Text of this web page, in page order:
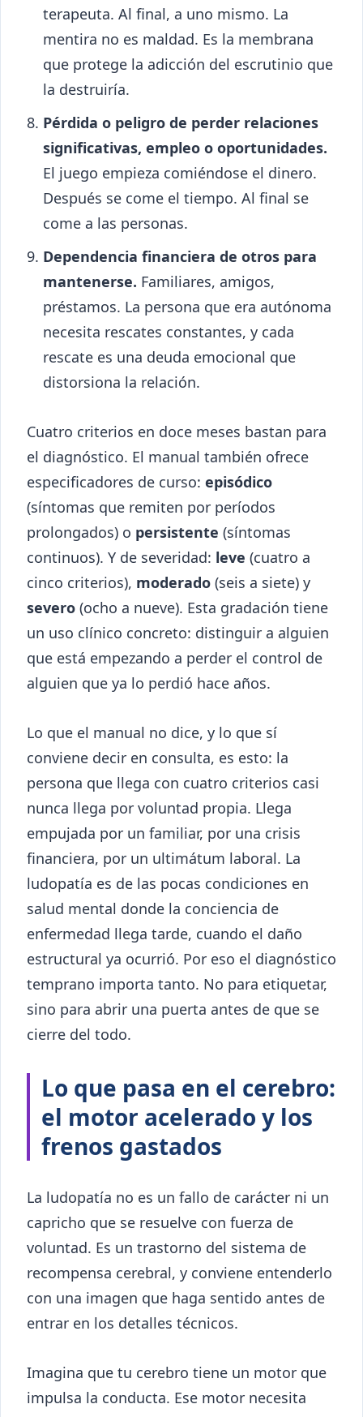
terapeuta. Al final, a uno mismo. La
mentira no es maldad. Es la membrana
que protege la adicción del escrutinio que
la destruiría.
Pérdida o peligro de perder relaciones
significativas, empleo o oportunidades.
El juego empieza comiéndose el dinero.
Después se come el tiempo. Al final se
come a las personas.
Dependencia financiera de otros para
mantenerse. Familiares, amigos,
préstamos. La persona que era autónoma
necesita rescates constantes, y cada
rescate es una deuda emocional que
distorsiona la relación.
Cuatro criterios en doce meses bastan para
el diagnóstico. El manual también ofrece
especificadores de curso: episódico
(síntomas que remiten por períodos
prolongados) o persistente (síntomas
continuos). Y de severidad: leve (cuatro a
cinco criterios), moderado (seis a siete) y
severo (ocho a nueve). Esta gradación tiene
un uso clínico concreto: distinguir a alguien
que está empezando a perder el control de
alguien que ya lo perdió hace años.
Lo que el manual no dice, y lo que sí
conviene decir en consulta, es esto: la
persona que llega con cuatro criterios casi
nunca llega por voluntad propia. Llega
empujada por un familiar, por una crisis
financiera, por un ultimátum laboral. La
ludopatía es de las pocas condiciones en
salud mental donde la conciencia de
enfermedad llega tarde, cuando el daño
estructural ya ocurrió. Por eso el diagnóstico
temprano importa tanto. No para etiquetar,
sino para abrir una puerta antes de que se
cierre del todo.
Lo que pasa en el cerebro:
el motor acelerado y los
frenos gastados
La ludopatía no es un fallo de carácter ni un
capricho que se resuelve con fuerza de
voluntad. Es un trastorno del sistema de
recompensa cerebral, y conviene entenderlo
con una imagen que haga sentido antes de
entrar en los detalles técnicos.
Imagina que tu cerebro tiene un motor que
impulsa la conducta. Ese motor necesita